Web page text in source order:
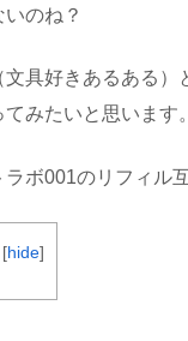
のね？
文具好きあるある
みたいと思います。
ボ001のリフィル
[hide]